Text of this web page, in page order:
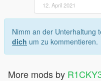
12. April 2021
Nimm an der Unterhaltung
dich um zu kommentieren.
More mods by